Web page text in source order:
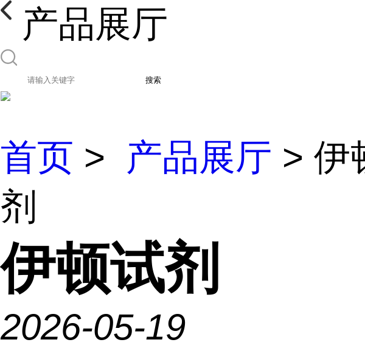
产品展厅
搜索
首页 > 产品展厅 > 伊
剂
伊顿试剂
2026-05-19